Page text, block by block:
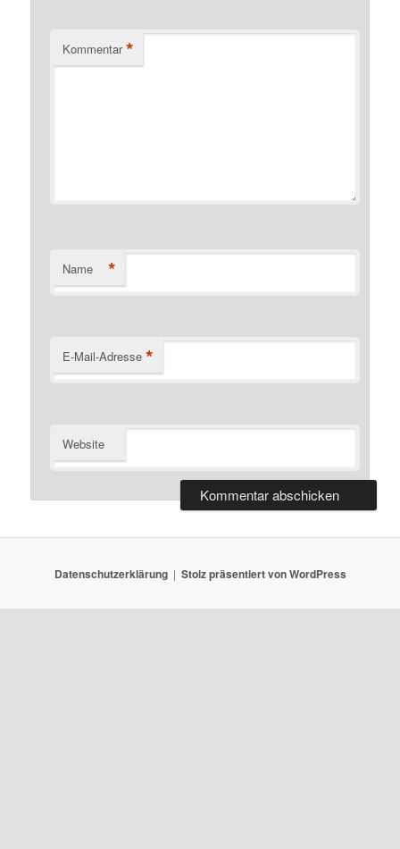
Kommentar *
Name *
E-Mail-Adresse *
Website
Datenschutzerklärung Stolz präsentiert von WordPress